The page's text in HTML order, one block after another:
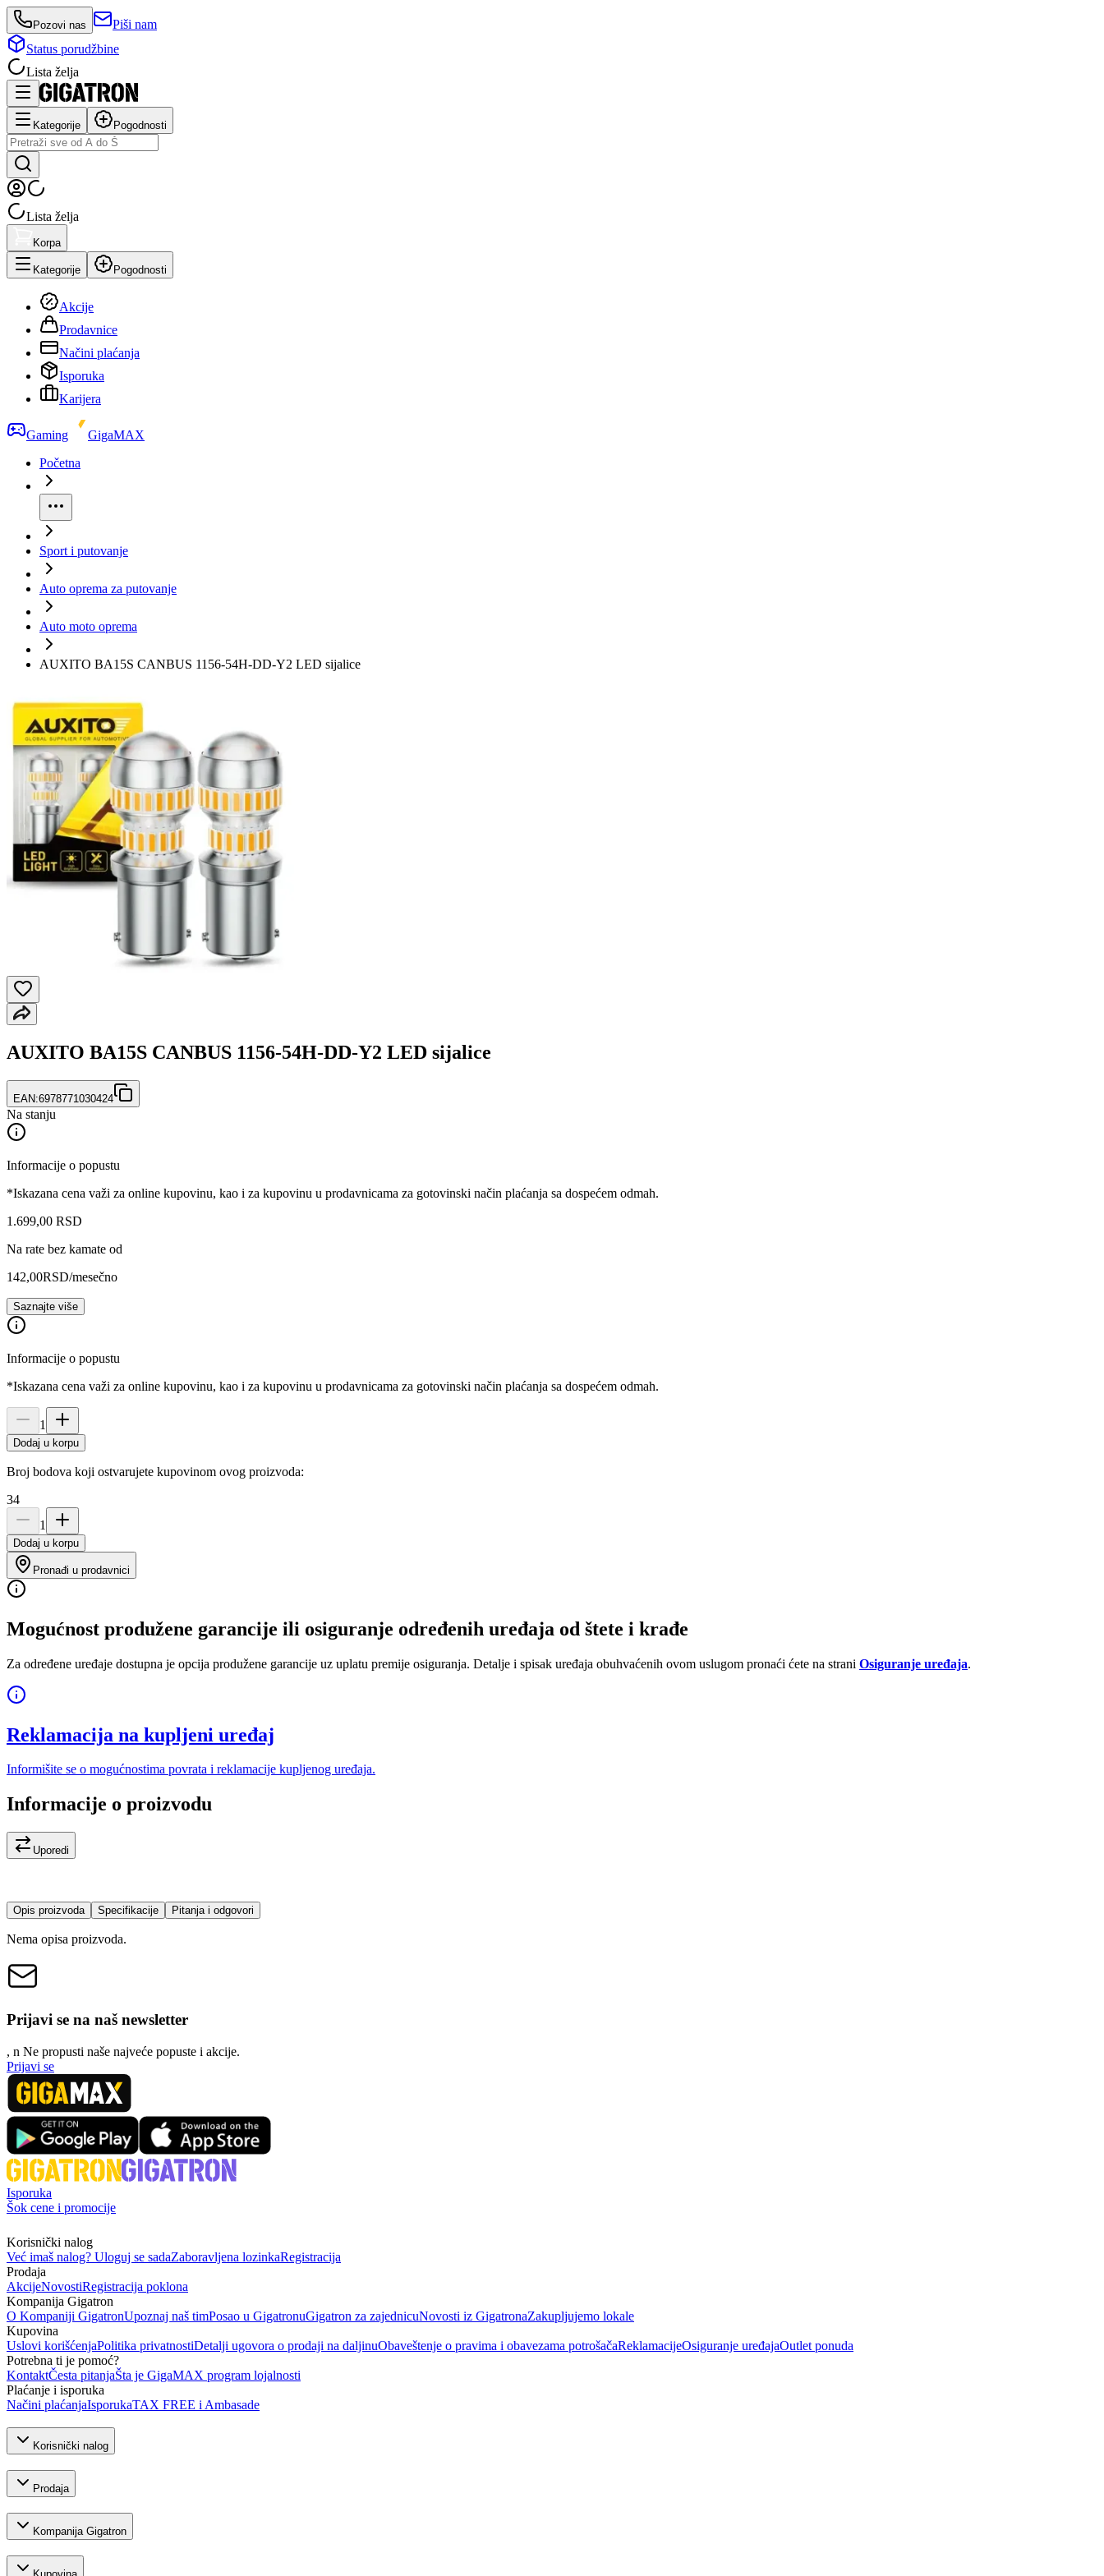
Pozovi nas
Piši nam
Status porudžbine
Lista želja
Kategorije Pogodnosti
Lista želja
Korpa
Kategorije Pogodnosti
Akcije
Prodavnice
Načini plaćanja
Isporuka
Karijera
Gaming
GigaMAX
Početna
Sport i putovanje
Auto oprema za putovanje
Auto moto oprema
AUXITO BA15S CANBUS 1156-54H-DD-Y2 LED sijalice
AUXITO BA15S CANBUS 1156-54H-DD-Y2 LED sijalice
EAN:6978771030424
Na stanju
Informacije o popustu
*Iskazana cena važi za online kupovinu, kao i za kupovinu u prodavnicama za gotovinski način plaćanja sa dospećem odmah.
1.699,00 RSD
Na rate bez kamate od
142,00RSD/mesečno
Saznajte više
Informacije o popustu
*Iskazana cena važi za online kupovinu, kao i za kupovinu u prodavnicama za gotovinski način plaćanja sa dospećem odmah.
1
Dodaj u korpu
Broj bodova koji ostvarujete kupovinom ovog proizvoda:
34
1
Dodaj u korpu
Pronađi u prodavnici
Mogućnost produžene garancije ili osiguranje određenih uređaja od štete i krađe
Za određene uređaje dostupna je opcija produžene garancije uz uplatu premije osiguranja. Detalje i spisak uređaja obuhvaćenih ovom uslugom pronaći ćete na strani Osiguranje uređaja.
Reklamacija na kupljeni uređaj
Informišite se o mogućnostima povrata i reklamacije kupljenog uređaja.
Informacije o proizvodu
Uporedi
Opis proizvoda Specifikacije Pitanja i odgovori
Nema opisa proizvoda.
Prijavi se na naš newsletter
, n Ne propusti naše najveće popuste i akcije.
Prijavi se
Isporuka
Šok cene i promocije
Korisnički nalog
Već imaš nalog? Uloguj se sadaZaboravljena lozinkaRegistracija
Prodaja
AkcijeNovostiRegistracija poklona
Kompanija Gigatron
O Kompaniji GigatronUpoznaj naš timPosao u GigatronuGigatron za zajednicuNovosti iz GigatronaZakupljujemo lokale
Kupovina
Uslovi korišćenjaPolitika privatnostiDetalji ugovora o prodaji na daljinuObaveštenje o pravima i obavezama potrošačaReklamacijeOsiguranje uređajaOutlet ponuda
Potrebna ti je pomoć?
KontaktČesta pitanjaŠta je GigaMAX program lojalnosti
Plaćanje i isporuka
Načini plaćanjaIsporukaTAX FREE i Ambasade
Korisnički nalog
Prodaja
Kompanija Gigatron